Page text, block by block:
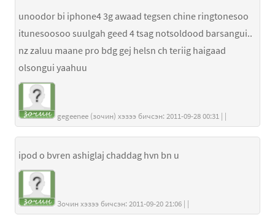
unoodor bi iphone4 3g awaad tegsen chine ringtonesoo
itunesoosoo suulgah geed 4 tsag notsoldood barsangui..
nz zaluu maane pro bdg gej helsn ch teriig haigaad
olsongui yaahuu
gegeenee (зочин) хэзээ бичсэн: 2011-09-28 00:31 | |
ipod o bvren ashiglaj chaddag hvn bn u
Зочин хэзээ бичсэн: 2011-09-20 21:06 | |